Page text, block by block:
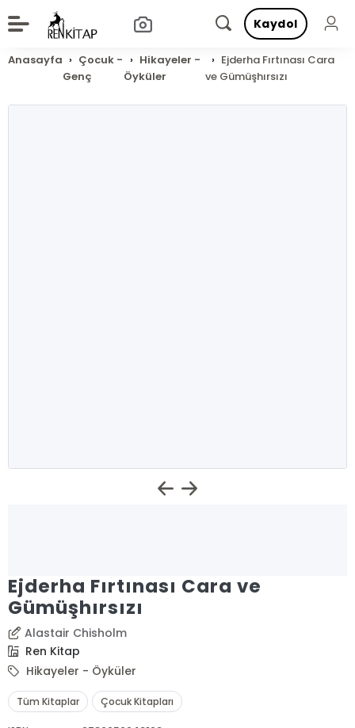
Kaydol
Anasayfa
Çocuk -
Genç
Hikayeler -
Öyküler
Ejderha Fırtınası Cara
ve Gümüşhırsızı
Ejderha Fırtınası Cara ve
Gümüşhırsızı
Alastair Chisholm
Ren Kitap
Hikayeler - Öyküler
Tüm Kitaplar Çocuk Kitapları